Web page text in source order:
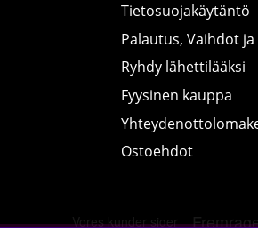
Tietosuojakäytäntö
Palautus, Vaihdot
Ryhdy lähettilääksi
Fyysinen kauppa
Ostoehdot